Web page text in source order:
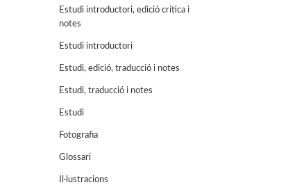
Estudi introductori, edició crítica i
notes
Estudi introductori
Estudi, edició, traducció i notes
Estudi, traducció i notes
Estudi
Fotografia
Glossari
Il·lustracions